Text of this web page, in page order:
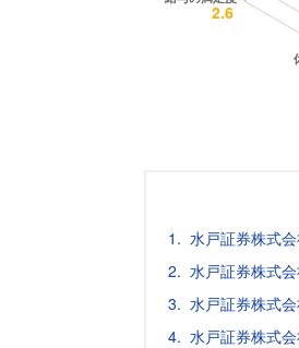
水戸証券株式
水戸証券株式
水戸証券株式
水戸証券株式